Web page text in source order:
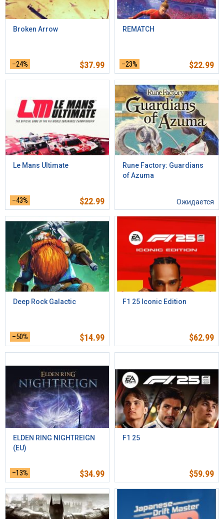
Broken Arrow
–24% $37.99
REMATCH
–23% $22.99
Le Mans Ultimate
–43% $22.99
Rune Factory: Guardians
of Azuma
Ожидается
Deep Rock Galactic
–50% $14.99
F1 25 Iconic Edition
$62.99
ELDEN RING NIGHTREIGN
(EU)
–13% $34.99
F1 25
$59.99